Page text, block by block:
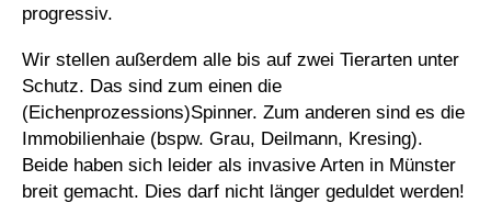
progressiv.
Wir stellen außerdem alle bis auf zwei Tierarten unter
Schutz. Das sind zum einen die
(Eichenprozessions)Spinner. Zum anderen sind es die
Immobilienhaie (bspw. Grau, Deilmann, Kresing).
Beide haben sich leider als invasive Arten in Münster
breit gemacht. Dies darf nicht länger geduldet werden!